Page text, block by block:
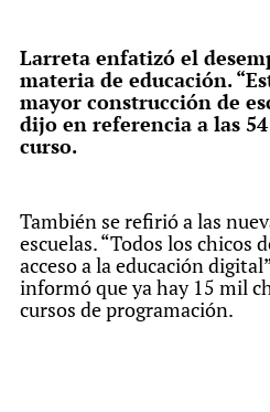
Larreta enfatizó el
materia de educación.
mayor construcción de
dijo en referencia a las
curso.
También se refirió a las
escuelas. “Todos los chicos
acceso a la educación
informó que ya hay 15 mil
cursos de programación.